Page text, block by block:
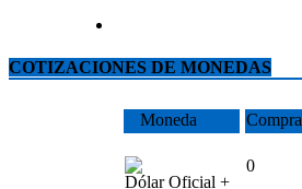
COTIZACIONES DE MONEDAS
Moneda Compra
Dólar Oficial +
0